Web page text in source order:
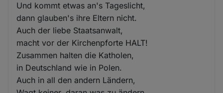
Und kommt etwas an's Tageslicht,
dann glauben's ihre Eltern nicht.
Auch der liebe Staatsanwalt,
macht vor der Kirchenpforte HALT!
Zusammen halten die Katholen,
in Deutschland wie in Polen.
Auch in all den andern Ländern,